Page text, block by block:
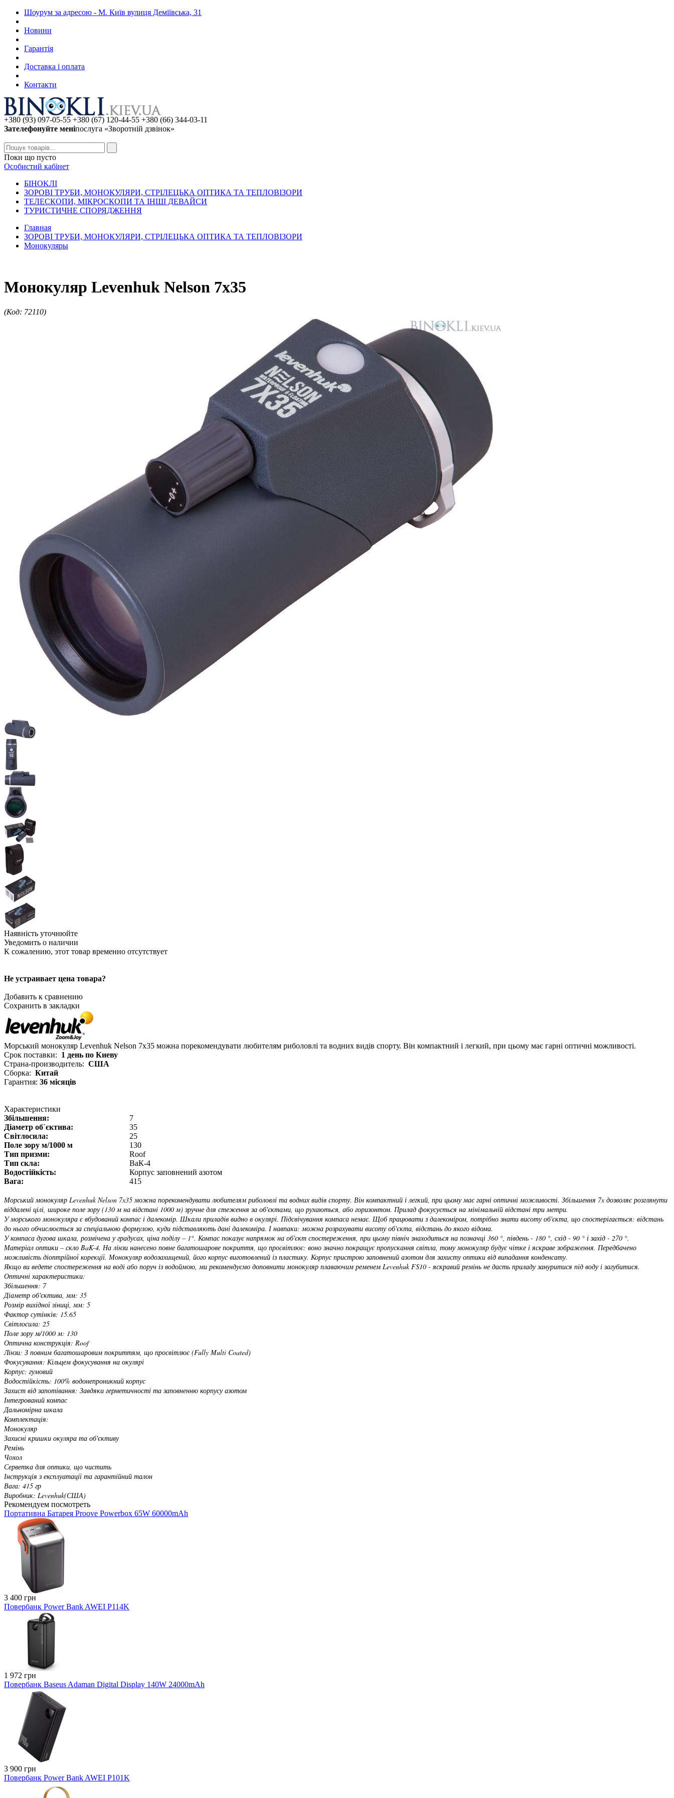
Шоурум за адресою - М. Київ вулиця Деміївська, 31
Новини
Гарантія
Доставка і оплата
Контакти
+380 (93) 097-05-55 +380 (67) 120-44-55 +380 (66) 344-03-11
Зателефонуйте меніпослуга «Зворотній дзвінок»
Поки що пусто
Особистий кабінет
БIHOKЛI
ЗОРОВІ ТРУБИ, МОНОКУЛЯРИ, СТРІЛЕЦЬКА ОПТИКА ТА ТЕПЛОВІЗОРИ
ТЕЛЕСКОПИ, МІКРОСКОПИ ТА ІНШІ ДЕВАЙСИ
ТУРИСТИЧНЕ СПОРЯДЖЕННЯ
Главная
ЗОРОВІ ТРУБИ, МОНОКУЛЯРИ, СТРІЛЕЦЬКА ОПТИКА ТА ТЕПЛОВІЗОРИ
Монокуляры
Монокуляр Levenhuk Nelson 7x35
(Код: 72110)
Наявність уточнюйте
Уведомить о наличии
К сожалению, этот товар временно отсутствует
Не устраивает цена товара?
Добавить к сравнению
Сохранить в закладки
Морський монокуляр Levenhuk Nelson 7x35 можна порекомендувати любителям риболовлі та водних видів спорту. Він компактний і легкий, при цьому має гарні оптичні можливості.
Срок поставки: 1 день по Киеву
Страна-производитель: США
Сборка: Китай
Гарантия: 36 місяців
Характеристики
Збільшення:
7
Діаметр об`єктива:
35
Світлосила:
25
Поле зору м/1000 м
130
Тип призми:
Roof
Тип скла:
ВаК-4
Водостійкість:
Корпус заповнений азотом
Вага:
415
Морський монокуляр Levenhuk Nelson 7x35 можна порекомендувати любителям риболовлі та водних видів спорту. Він компактний і легкий, при цьому має гарні оптичні можливості. Збільшення 7x дозволяє розглянути
віддалені цілі, широке поле зору (130 м на відстані 1000 м) зручне для стеження за об'єктами, що рухаються, або горизонтом. Прилад фокусується на мінімальній відстані три метри.
У морського монокуляра є вбудований компас і далекомір. Шкали приладів видно в окулярі. Підсвічування компаса немає. Щоб працювати з далекоміром, потрібно знати висоту об'єкта, що спостерігається: відстань
до нього обчислюється за спеціальною формулою, куди підставляють дані далекоміра. І навпаки: можна розрахувати висоту об'єкта, відстань до якого відома.
У компаса дугова шкала, розмічена у градусах, ціна поділу – 1°. Компас показує напрямок на об'єкт спостереження, при цьому північ знаходиться на позначці 360 °, південь - 180 °, схід - 90 ° і захід - 270 °.
Матеріал оптики – скло BaK-4. На лінзи нанесено повне багатошарове покриття, що просвітлює: воно значно покращує пропускання світла, тому монокуляр будує чітке і яскраве зображення. Передбачено
можливість діоптрійної корекції. Монокуляр водозахищений, його корпус виготовлений із пластику. Корпус пристрою заповнений азотом для захисту оптики від випадання конденсату.
Якщо ви ведете спостереження на воді або поруч із водоймою, ми рекомендуємо доповнити монокуляр плаваючим ременем Levenhuk FS10 - яскравий ремінь не дасть приладу зануритися під воду і загубитися.
Оптичні характеристики:
Збільшення: 7
Діаметр об'єктива, мм: 35
Розмір вихідної зіниці, мм: 5
Фактор сутінків: 15.65
Світлосила: 25
Поле зору м/1000 м: 130
Оптична конструкція: Roof
Лінзи: З повним багатошаровим покриттям, що просвітлює (Fully Multi Coated)
Фокусування: Кільцем фокусування на окулярі
Корпус: гумовий
Водостійкість: 100% водонепроникний корпус
Захист від запотівання: Завдяки герметичності та заповненню корпусу азотом
Інтегрований компас
Дальномірна шкала
Комплектація:
Монокуляр
Захисні кришки окуляра та об'єктиву
Ремінь
Чохол
Серветка для оптики, що чистить
Інструкція з експлуатації та гарантійний талон
Вага: 415 гр
Виробник: Levenhuk(США)
Рекомендуем посмотреть
Портативна Батарея Proove Powerbox 65W 60000mAh
3 400 грн
Повербанк Power Bank AWEI P114K
1 972 грн
Повербанк Baseus Adaman Digital Display 140W 24000mAh
3 900 грн
Повербанк Power Bank AWEI P101K